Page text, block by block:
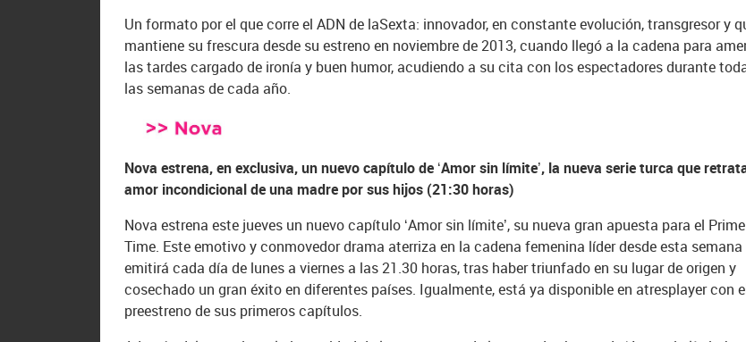
Un formato por el que corre el ADN de laSexta: innovador, en constante evolución, transgresor y
mantiene su frescura desde su estreno en noviembre de 2013, cuando llegó a la cadena para
las tardes cargado de ironía y buen humor, acudiendo a su cita con los espectadores durante
las semanas de cada año.
Nova estrena, en exclusiva, un nuevo capítulo de ‘Amor sin límite’, la nueva serie turca que
amor incondicional de una madre por sus hijos (21:30 horas)
Nova estrena este jueves un nuevo capítulo ‘Amor sin límite’, su nueva gran apuesta para el Prime
Time. Este emotivo y conmovedor drama aterriza en la cadena femenina líder desde esta semana
emitirá cada día de lunes a viernes a las 21.30 horas, tras haber triunfado en su lugar de origen y
cosechado un gran éxito en diferentes países. Igualmente, está ya disponible en atresplayer con
preestreno de sus primeros capítulos.